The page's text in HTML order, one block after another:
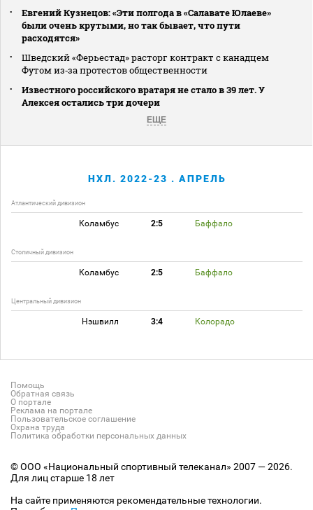
Евгений Кузнецов: «Эти полгода в «Салавате Юлаеве»
были очень крутыми, но так бывает, что пути
расходятся»
Шведский «Ферьестад» расторг контракт с канадцем
Футом из‑за протестов общественности
Известного российского вратаря не стало в 39 лет. У
Алексея остались три дочери
ЕЩЕ
НХЛ. 2022-23 . АПРЕЛЬ
Атлантический дивизион
Коламбус 2:5 Баффало
Столичный дивизион
Коламбус 2:5 Баффало
Центральный дивизион
Нэшвилл 3:4 Колорадо
Помощь
Обратная связь
О портале
Реклама на портале
Пользовательское соглашение
Охрана труда
Политика обработки персональных данных
© ООО «Национальный спортивный телеканал» 2007 — 2026.
Для лиц старше 18 лет
На сайте применяются рекомендательные технологии.